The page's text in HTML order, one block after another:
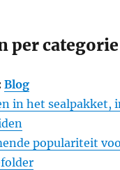
per categorie
Blog
in het sealpakket,
populariteit